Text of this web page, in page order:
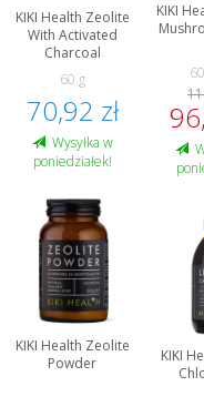
KIKI Health Zeolite
With Activated
Charcoal
60 g
70,92 zł
Wysyłka w
poniedziałek!
KIKI
KIKI Health Zeolite
Powder
KIKI